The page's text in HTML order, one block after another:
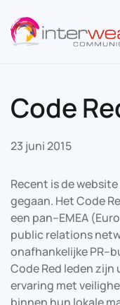
Overslaan en
Code
23 juni 2015
Recent is de
gegaan. HetCode
een pan–EMEA
public relations
onafhankelijkePR–
Code Red ledenzijn
ervaring met